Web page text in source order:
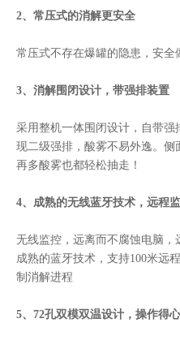
2、常压式的消解更安全
常压式不存在爆罐的隐患，安全
3、消解围闭设计，带强排装置
采用整机一体围闭设计，自带
现二级强排，酸雾不易外逸。侧
再多酸雾也都轻松抽走！
4、成熟的无线蓝牙技术，远程
无线监控，远离而不腐蚀电脑，
成熟的蓝牙技术，支持100米远
制消解进程
5、72孔双模双温设计，操作得